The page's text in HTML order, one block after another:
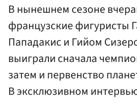
В нынешнем сезоне
французские фигуристы
Пападакис и Гийом
выиграли сначала
затем и первенство
В эксклюзивном